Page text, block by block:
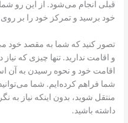
قبلی انجام می‌شود. از این رو
خود برسید و تمرکز خود را بر
تصور کنید که شما به مقصد خود
و اقامت ندارید. تنها چیزی که
اقامت خود و نحوه رسیدن به
شما فراهم کرده‌ایم. شما
منتقل شوید، بدون اینکه نیاز به
داشته باشید.